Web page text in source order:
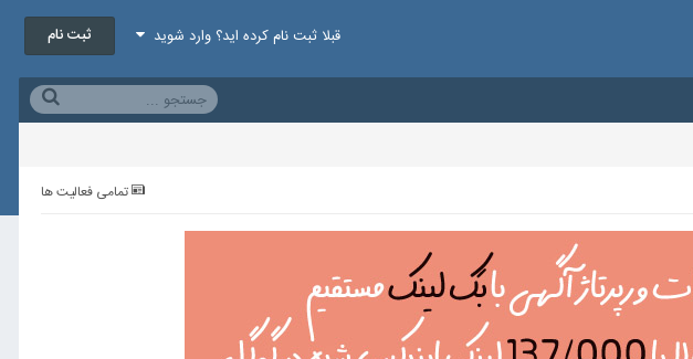
قبلا ثبت نام کرده اید؟ وارد شوید ثبت نام
تمامی فعالیت ها